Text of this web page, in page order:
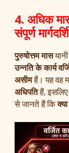
4. अधिक
संपूर्ण
पुरुषोत्तम मास
उन्नति के कार्य
असीमहैं। यह वह
अधिपतिहैं,
से जानते हैं कि